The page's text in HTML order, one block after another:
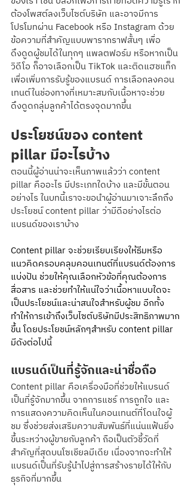
ต้องโพสต์ลงเว็บไซต์บริษัท และอาจมีการ
โปรโมทผ่าน Facebook หรือ Instagram ด้วย
ข้อความที่สำคัญแบบพารากราฟสั้นๆ เพื่อ
ดึงดูดผู้ชมได้ในทุกๆ แพลตฟอร์ม หรือหากเป็น
วิดีโอ ก็อาจเลือกเป็น TikTok และติดแฮชแท็ก
เพื่อเพิ่มการรับรู้ของแบรนด์ การเลือกลงคอน
เทนต์ในช่องทางที่เหมาะสมกับเนื้อหาจะช่วย
ดึงดูดกลุ่มลูกค้าได้ตรงจุดมากขึ้น
ประโยชน์ของ content
pillar มีอะไรบ้าง
ตอนนี้ผู้อ่านน่าจะเห็นภาพแล้วว่า content
pillar คืออะไร มีประเภทใดบ้าง และมีขั้นตอน
อย่างไร ในบทนี้เราจะขอนำผู้อ่านมาเจาะลึกถึง
ประโยชน์ content pillar ว่ามีดีอย่างไรต่อ
แบรนด์ของเราบ้าง
Content pillar จะช่วยเรียบเรียงให้ธีมหรือ
แนวคิดครอบคลุมคอนเทนต์ที่แบรนด์ต้องการ
แบ่งปัน ช่วยให้คุณเลือกหัวข้อที่คุณต้องการ
สื่อสาร และช่วยทำให้แน่ใจว่าเนื้อหาแบบใดจะ
เป็นประโยชน์และน่าสนใจสำหรับผู้ชม อีกทั้ง
ทำให้การเข้าถึงเว็บไซต์บริษัทมีประสิทธิภาพมาก
ขึ้น โดยประโยชน์หลักๆสำหรับ content pillar
มีดังต่อไปนี้
แบรนด์เป็นที่รู้จักและน่าชื่อถือ
Content pillar คือเครื่องมือที่ช่วยให้แบรนด์
เป็นที่รู้จักมากขึ้น จากการแชร์ การถูกใจ และ
การแสดงความคิดเห็นในคอนเทนต์ที่โดนใจผู้
ชม ซึ่งช่วยส่งเสริมความสัมพันธ์ที่แน่นแฟ้นยิ่ง
ขึ้นระหว่างผู้ขายกับลูกค้า ถือเป็นตัวชี้วัดที่
สำคัญที่สุดบนโซเชียลมีเดีย เนื่องจากจะทำให้
แบรนด์เป็นที่รับรู้นำไปสู่การสร้างรายได้ให้กับ
ธุรกิจที่มากขึ้น